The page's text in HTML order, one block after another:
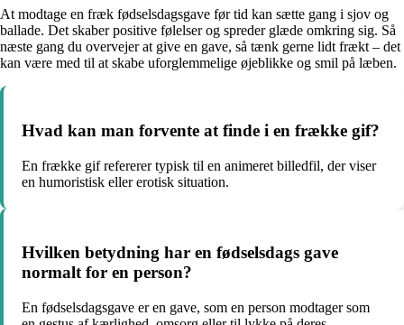
At modtage en fræk fødselsdagsgave før tid kan sætte gang i sjov og
ballade. Det skaber positive følelser og spreder glæde omkring sig. Så
næste gang du overvejer at give en gave, så tænk gerne lidt frækt – det
kan være med til at skabe uforglemmelige øjeblikke og smil på læben.
Hvad kan man forvente at finde i en frække gif?
En frække gif refererer typisk til en animeret billedfil, der viser
en humoristisk eller erotisk situation.
Hvilken betydning har en fødselsdags gave
normalt for en person?
En fødselsdagsgave er en gave, som en person modtager som